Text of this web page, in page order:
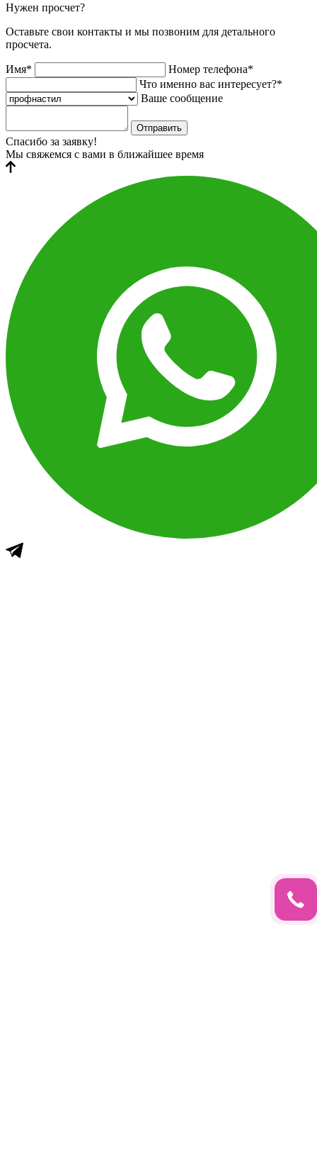
Нужен просчет?
Оставьте свои контакты и мы позвоним для детального
просчета.
Имя*
Номер телефона*
Что именно вас интересует?*
Ваше сообщение
Отправить
Спасибо за заявку!
Мы свяжемся с вами в ближайшее время